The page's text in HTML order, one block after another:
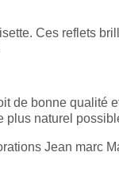
Ces reflets
de bonne qualité
naturel
Jean marc